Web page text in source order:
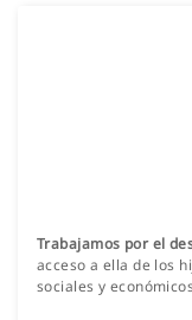
Trabajamos por el
acceso a ella de los
sociales y